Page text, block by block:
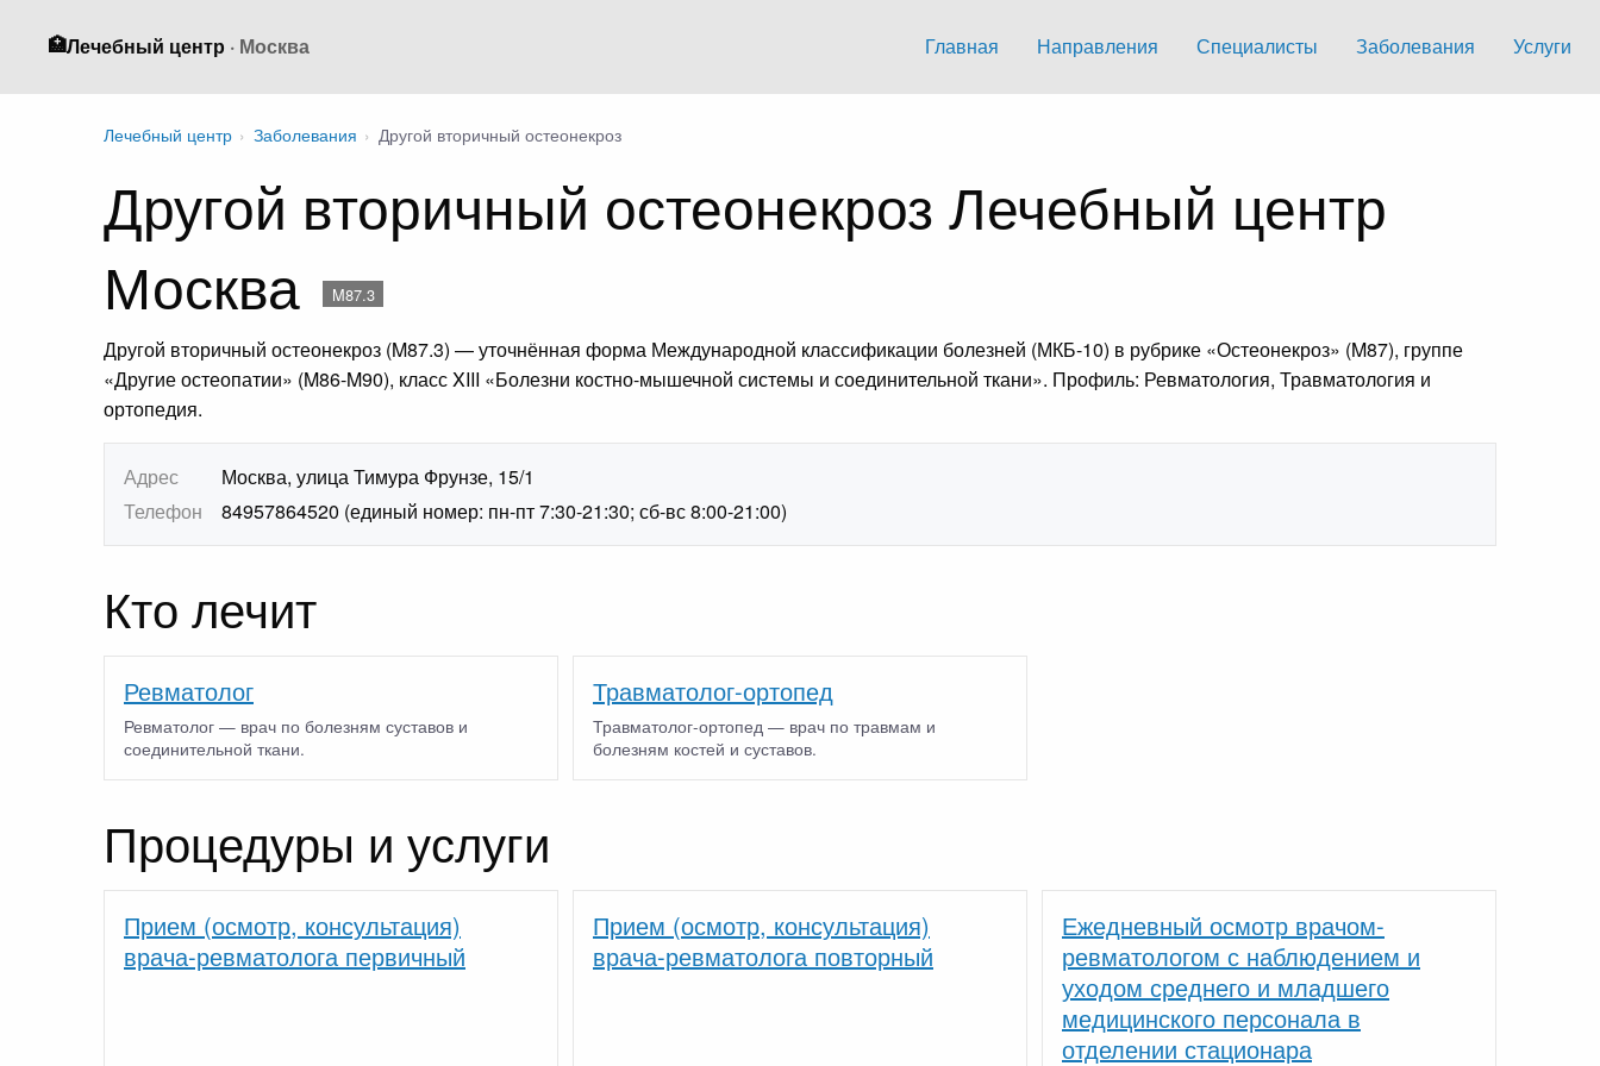
🏥Лечебный центр · Москва Главная Направления Специалисты Заболевания Услуги
Лечебный центр › Заболевания › Другой вторичный остеонекроз
Другой вторичный остеонекроз Лечебный центр
Москва
M87.3
Другой вторичный остеонекроз (M87.3) — уточнённая форма Международной классификации болезней (МКБ-10) в рубрике «Остеонекроз» (M87), группе
«Другие остеопатии» (M86-M90), класс XIII «Болезни костно-мышечной системы и соединительной ткани». Профиль: Ревматология, Травматология и
ортопедия.
Адрес
Москва, улица Тимура Фрунзе, 15/1
Телефон
84957864520 (единый номер: пн-пт 7:30-21:30; сб-вс 8:00-21:00)
Кто лечит
Ревматолог
Ревматолог — врач по болезням суставов и
соединительной ткани.
Травматолог-ортопед
Травматолог-ортопед — врач по травмам и
болезням костей и суставов.
Процедуры и услуги
Прием (осмотр, консультация)
врача-ревматолога первичный
Прием (осмотр, консультация)
врача-ревматолога повторный
Ежедневный осмотр врачом-
ревматологом с наблюдением и
уходом среднего и младшего
медицинского персонала в
отделении стационара